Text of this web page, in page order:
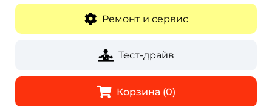
Ремонт и сервис
Тест-драйв
Корзина (0)